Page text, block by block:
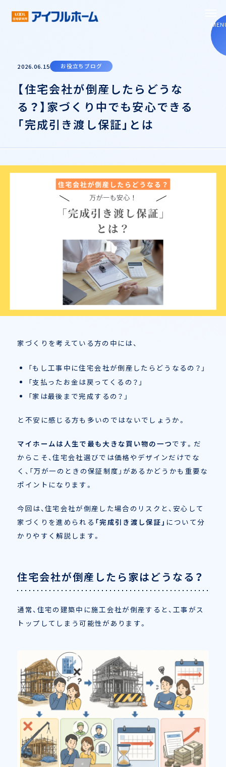
コンセプト
構造・性能
お役立ちブログ
郡山針生店展示場
須賀川店展示場
いわき東店展示場
スタッフ紹介
2026.06.15 お役立ちブログ
【住宅会社が倒産したらどうな
る？】家づくり中でも安心できる
「完成引き渡し保証」とは
家づくりを考えている方の中には、
「もし工事中に住宅会社が倒産したらどうなるの？」
「支払ったお金は戻ってくるの？」
「家は最後まで完成するの？」
と不安に感じる方も多いのではないでしょうか。
マイホームは人生で最も大きな買い物の一つです。だ
からこそ、住宅会社選びでは価格やデザインだけでな
く、「万が一のときの保証制度」があるかどうかも重要な
ポイントになります。
今回は、住宅会社が倒産した場合のリスクと、安心して
家づくりを進められる 「完成引き渡し保証」 について分
かりやすく解説します。
住宅会社が倒産したら家はどうなる？
通常、住宅の建築中に施工会社が倒産すると、工事がス
トップしてしまう可能性があります。